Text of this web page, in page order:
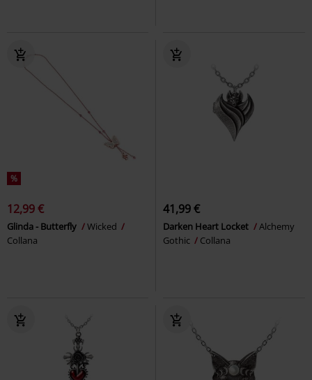
%
12,99 €
Glinda - Butterfly
Wicked
Collana
41,99 €
Darken Heart Locket
Alchemy
Gothic
Collana